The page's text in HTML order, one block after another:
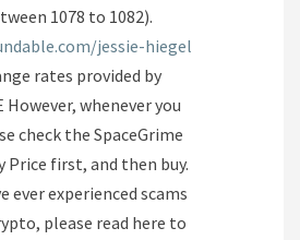
1078 to 1082).
jessie-hiegel
rates provided by
However, whenever you
check the SpaceGrime
Price first, and then buy.
ever experienced scams
please read here to